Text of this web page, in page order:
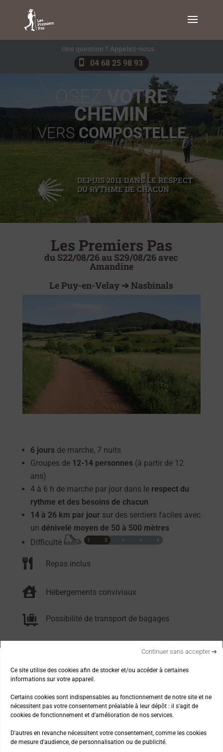
Ce site utilise des cookies afin de stocker et/ou accéder à certaines
informations sur votre appareil.
Certains cookies sont indispensables au fonctionnement de notre site et ne
nécessitent pas votre consentement préalable à leur dépôt : il s'agit de
cookies de fonctionnement et d'amélioration de nos services.
D'autres en revanche nécessitent votre consentement, comme les cookies
de mesure d'audience, de personnalisation ou de publicité.
Continuer sans accepter ➔
Une question ? Appelez-nous
04 68 25 98 93
VOTRE
CHEMIN
VERS COMPOSTELLE
DEPUIS 2011 DANS LE RESPECT
DU RYTHME DE CHACUN
Les Premiers Pas
du S22/08/26 au S29/08/26 avec
Amandine
Le Puy-en-Velay ➔ Nasbinals
6 joursde marche, 7 nuits
Groupes de 12-14 personnes(à partir de 12
ans)
4 à 6 h de marche par jour dans lerespect du
rythme et des besoins de chacun
14 à 26 km par joursur des sentiers faciles avec
un dénivelé moyen de 50 à 500 mètres
Difficulté
 Repas inclus
 Hébergements conviviaux
 Possibilité de transport de bagages
RÉSERVER DIRECTEMENT
Réservez votre semaine
Billetterie Weezevent